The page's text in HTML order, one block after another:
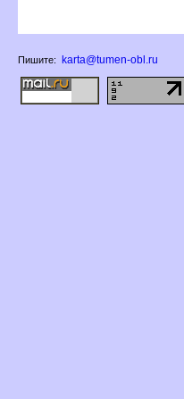
Пишите: karta@tumen-obl.ru